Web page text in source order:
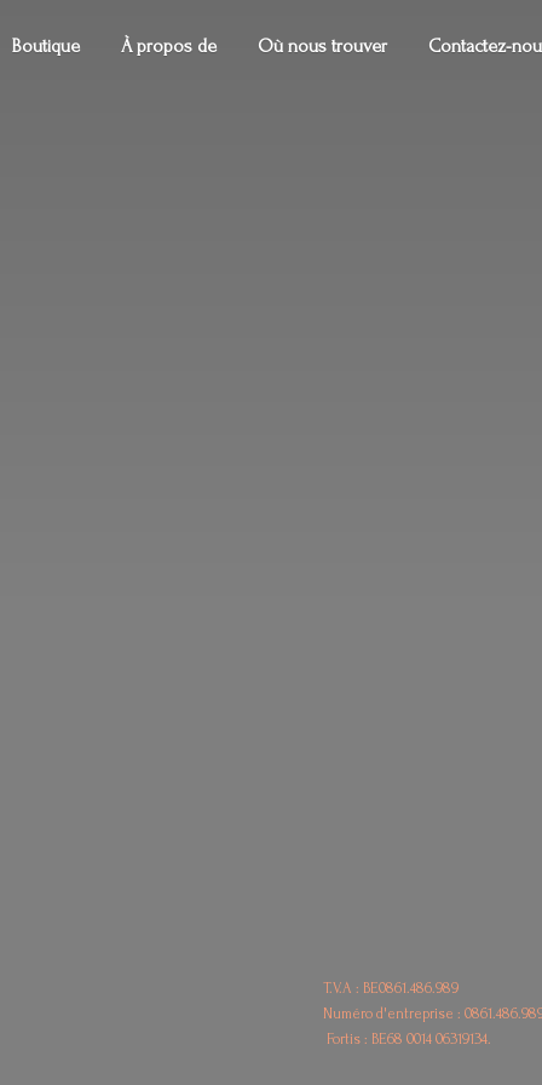
Boutique À propos de Où nous trouver Contactez-
T.V.A : BE0861.486.989
Numéro d'entreprise :
Fortis : BE68 0014 06319134.